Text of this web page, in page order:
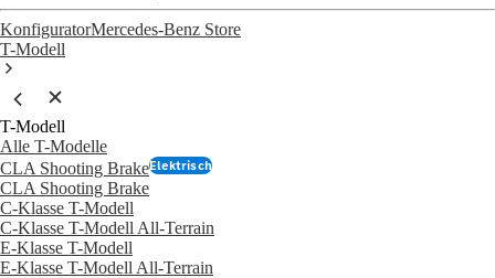
KonfiguratorMercedes-Benz Store
T-Modell
T-Modell
Alle T-Modelle
CLA Shooting BrakeElektrisch
CLA Shooting Brake
C-Klasse T-Modell
C-Klasse T-Modell All-Terrain
E-Klasse T-Modell
E-Klasse T-Modell All-Terrain